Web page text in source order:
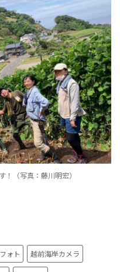
！（写真：藤川明宏）
ォト 越前海岸カメラ